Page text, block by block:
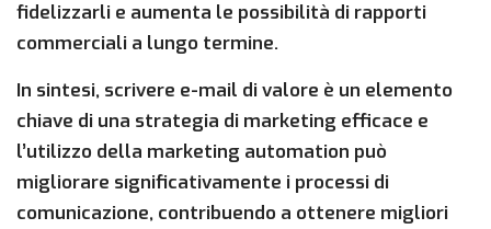
fidelizzarli e aumenta le possibilità di rapporti
commerciali a lungo termine.
In sintesi, scrivere e-mail di valore è un elemento
chiave di una strategia di marketing efficace e
l’utilizzo della marketing automation può
migliorare significativamente i processi di
comunicazione, contribuendo a ottenere migliori